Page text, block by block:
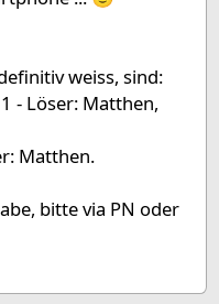
weiss, sind:
- Löser: Matthen,
Matthen.
bitte via PN oder